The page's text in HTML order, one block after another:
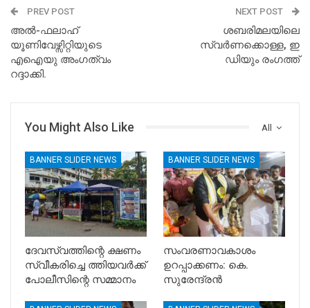
PREV POST
അല്‍-ഫലാഹ്
യൂണിവേഴ്സിറ്റിയുടെ
എഐയു അംഗത്വം
റദ്ദാക്കി.
NEXT POST
ശബരിമലയിലെ
സ്വര്‍ണക്കൊള്ള, ഇ
ഡിയും രംഗത്ത്
All
You Might Also Like
BANNER SLIDER NEWS
ദേവസ്വത്തിന്റെ ക്ഷണം
സ്വീകരിച്ചെ ത്തിയവർക്ക്
പോലീസിന്റെ സമ്മാനം
BANNER SLIDER NEWS
സംവരണാവകാശം
ഉറപ്പാക്കണം: കെ.
സുരേന്ദ്രൻ